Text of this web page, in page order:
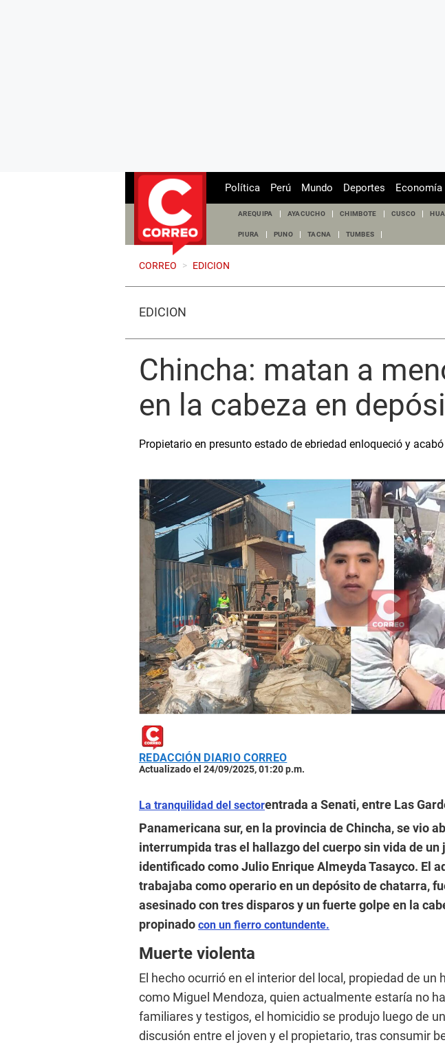
Política Perú Mundo Deportes Economía
AREQUIPA AYACUCHO CHIMBOTE CUSCO
PIURA PUNO TACNA TUMBES
CORREO > EDICION
EDICIÓN
Chincha: matan a
en la cabeza en
Propietario en presunto estado de ebriedad enloqueció y
REDACCIÓN DIARIO CORREO
Actualizado el 24/09/2025, 01:20 p.m.
La tranquilidad del sectorentrada a Senati, entre Las
Panamericana sur, en la provincia de Chincha, se vio
interrumpida tras el hallazgo del cuerpo sin vida de un
identificado como Julio Enrique Almeyda Tasayco. El
trabajaba como operario en un depósito de chatarra,
asesinado con tres disparos y un fuerte golpe en la
propinado con un fierro contundente.
Muerte violenta
El hecho ocurrió en el interior del local, propiedad de un
como Miguel Mendoza, quien actualmente estaría no
familiares y testigos, el homicidio se produjo luego de
discusión entre el joven y el propietario, tras consumir